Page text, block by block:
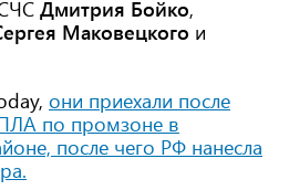
Дмитрия Бойко,
Маковецкого и
они приехали после
по промзоне в
после чего РФ нанесла